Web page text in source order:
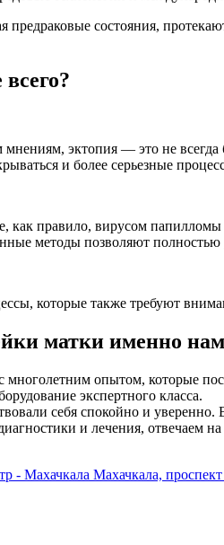
предраковые состояния,
эктопия — это не всегда
и более серьезные
как правило, вирусом
методы позволяют полностью
которые также требуют
матки именно
опытом, которые
экспертного класса.
себя спокойно и
и лечения, отвечаем
- Махачкала Махачкала,